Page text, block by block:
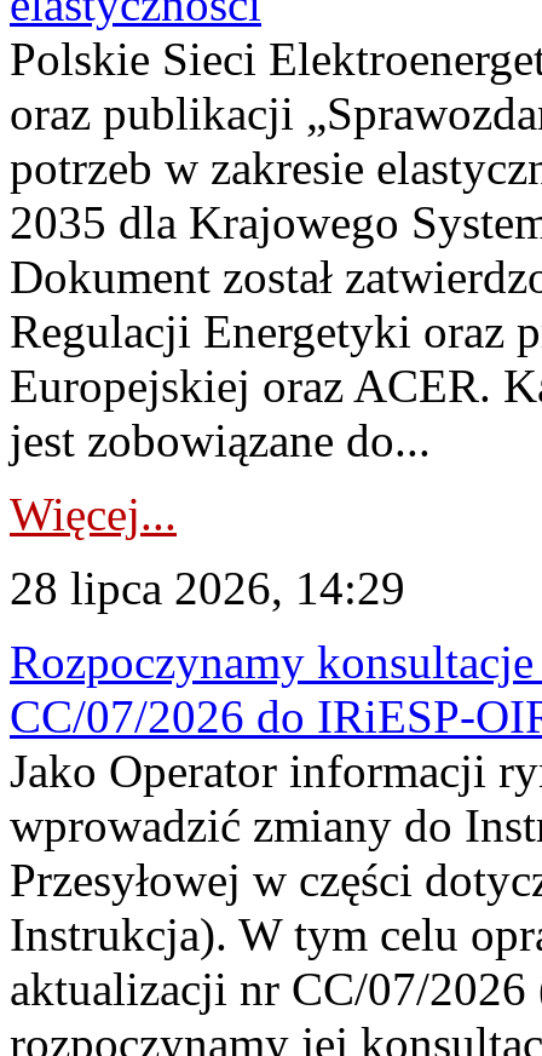
Polskie Sieci
oraz publikacji
potrzeb w zakresie
2035 dla Krajowego
Dokument został
Regulacji Energetyki oraz
Europejskiej oraz ACER.
jest zobowiązane do...
Więcej...
28 lipca 2026, 14:29
Rozpoczynamy
CC/07/2026 do IRiESP-
Jako Operator informacji
wprowadzić zmiany do
Przesyłowej w części
Instrukcja). W tym celu
aktualizacji nr CC/07/
rozpoczynamy jej